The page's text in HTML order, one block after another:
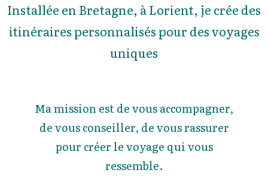
Installée en Bretagne, à Lorient, je crée des
itinéraires personnalisés pour des voyages
uniques
Ma mission est de vous accompagner,
de vous conseiller, de vous rassurer
pour créer le voyage qui vous
ressemble.